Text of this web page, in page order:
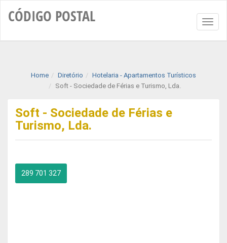
CÓDIGO POSTAL
Home Diretório
Hotelaria - Apartamentos Turísticos
Soft - Sociedade de Férias e Turismo, Lda.
Soft - Sociedade de Férias e
Turismo, Lda.
289 701 327